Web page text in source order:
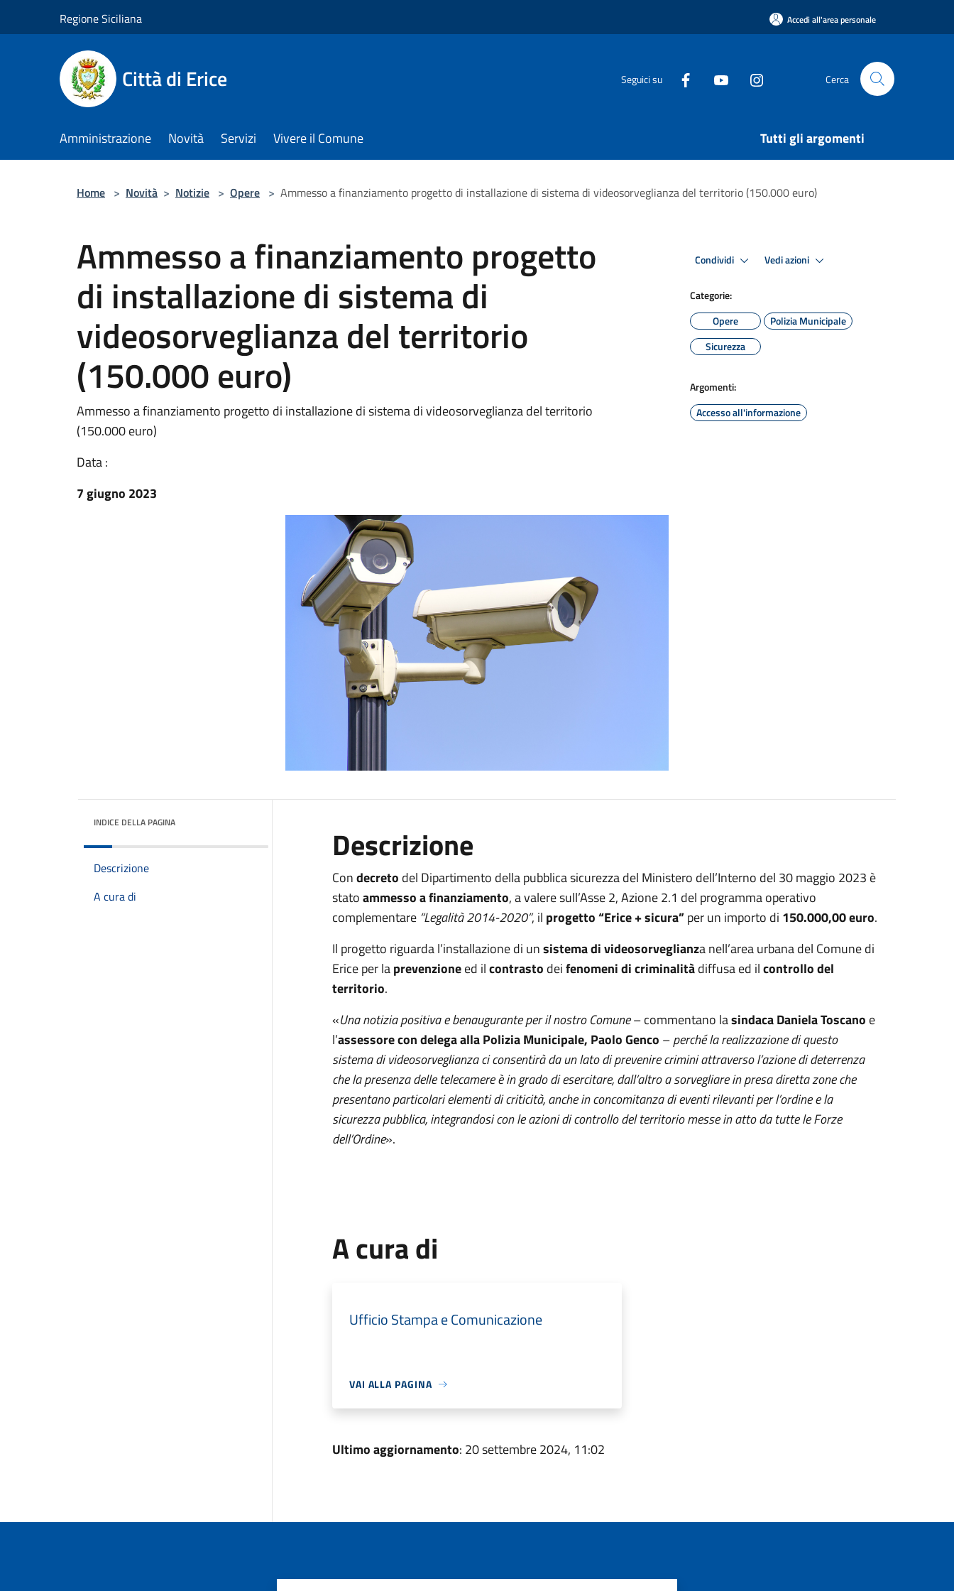
Regione Siciliana Accedi all'area personale
Città di Erice Seguici su Cerca
Amministrazione Novità Servizi Vivere il Comune Tutti gli argomenti
Home > Novità > Notizie > Opere > Ammesso a finanziamento progetto di installazione di sistema di videosorveglianza del territorio (150.000 euro)
Ammesso a finanziamento progetto
di installazione di sistema di
videosorveglianza del territorio
(150.000 euro)
Ammesso a finanziamento progetto di installazione di sistema di videosorveglianza del territorio
(150.000 euro)
Data :
7 giugno 2023
Condividi Vedi azioni
Categorie:
Opere
Polizia Municipale
Sicurezza
Argomenti:
Accesso all'informazione
INDICE DELLA PAGINA
Descrizione
A cura di
Descrizione
Condecreto del Dipartimento della pubblica sicurezza del Ministero dell’Interno del 30 maggio 2023 è
statoammesso a finanziamento, a valere sull’Asse 2, Azione 2.1 del programma operativo
complementare “Legalità 2014-2020”, il progetto “Erice + sicura”per un importo di 150.000,00 euro.
Il progetto riguarda l’installazione di unsistema di videosorveglianza nell’area urbana del Comune di
Erice per laprevenzioneed ilcontrasto deifenomeni di criminalitàdiffusa ed ilcontrollo del
territorio.
«Una notizia positiva e benaugurante per il nostro Comune– commentano lasindaca Daniela Toscano e
l’assessore con delega alla Polizia Municipale, Paolo Genco –perché la realizzazione di questo
sistema di videosorveglianza ci consentirà da un lato di prevenire crimini attraverso l’azione di deterrenza
che la presenza delle telecamere è in grado di esercitare, dall’altro a sorvegliare in presa diretta zone che
presentano particolari elementi di criticità, anche in concomitanza di eventi rilevanti per l’ordine e la
sicurezza pubblica, integrandosi con le azioni di controllo del territorio messe in atto da tutte le Forze
dell’Ordine».
A cura di
Ufficio Stampa e Comunicazione
VAI ALLA PAGINA
Ultimo aggiornamento: 20 settembre 2024, 11:02